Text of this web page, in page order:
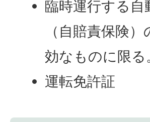
臨時運行する自
（自賠責保険
効なものに限る
運転免許証